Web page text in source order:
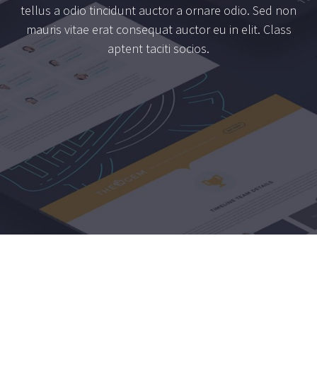
tellus a odio tincidunt auctor a ornare odio. Sed non
mauris vitae erat consequat auctor eu in elit. Class
aptent taciti socios.